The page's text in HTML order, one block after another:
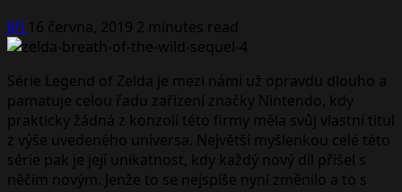
Jiří 16 června, 2019 2 minutes read
Série Legend of Zelda je mezi námi už opravdu dlouho a
pamatuje celou řadu zařízení značky Nintendo, kdy
prakticky žádná z konzolí této firmy měla svůj vlastní titul
z výše uvedeného universa. Největší myšlenkou celé této
série pak je její unikatnost, kdy každý nový díl přišel s
něčím novým. Jenže to se nejspíše nyní změnilo a to s